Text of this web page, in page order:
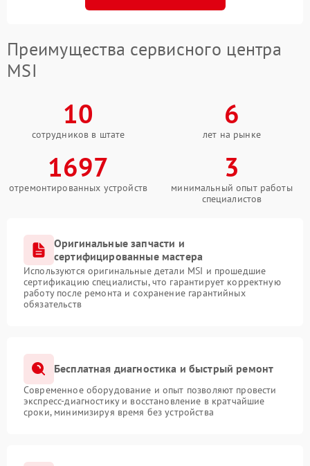
Преимущества сервисного центра
MSI
10
сотрудников в штате
6
лет на рынке
1697
отремонтированных устройств
3
минимальный опыт работы
специалистов
Оригинальные запчасти и
сертифицированные мастера
Используются оригинальные детали MSI и прошедшие
сертификацию специалисты, что гарантирует корректную
работу после ремонта и сохранение гарантийных
обязательств
Бесплатная диагностика и быстрый ремонт
Современное оборудование и опыт позволяют провести
экспресс-диагностику и восстановление в кратчайшие
сроки, минимизируя время без устройства